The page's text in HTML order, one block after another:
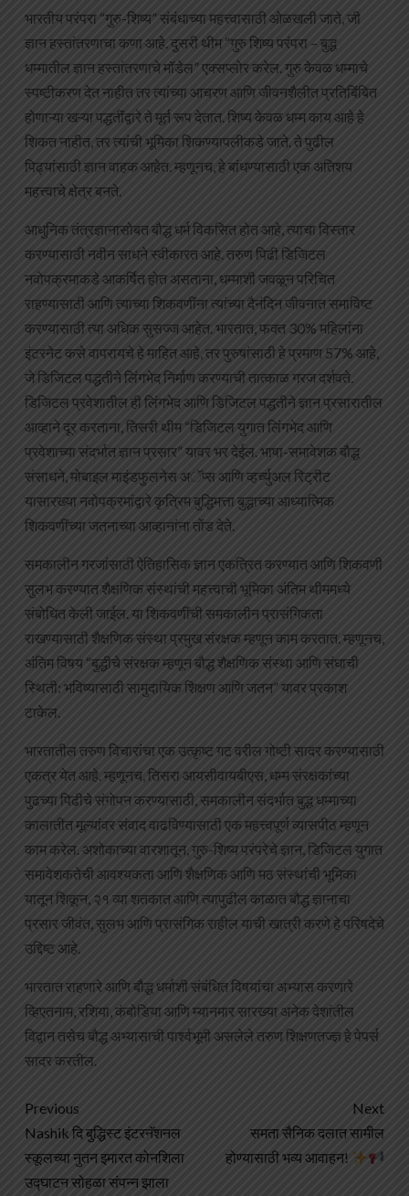
भारतीय परंपरा “गुरु-शिष्य” संबंधाच्या महत्त्वासाठी ओळखली जाते, जी
ज्ञान हस्तांतरणाचा कणा आहे. दुसरी थीम “गुरु शिष्य परंपरा – बुद्ध
धम्मातील ज्ञान हस्तांतरणाचे मॉडेल” एक्सप्लोर करेल. गुरु केवळ धम्माचे
स्पष्टीकरण देत नाहीत तर त्यांच्या आचरण आणि जीवनशैलीत प्रतिबिंबित
होणाऱ्या खऱ्या पद्धतींद्वारे ते मूर्त रूप देतात. शिष्य केवळ धम्म काय आहे हे
शिकत नाहीत, तर त्यांची भूमिका शिकण्यापलीकडे जाते. ते पुढील
पिढ्यांसाठी ज्ञान वाहक आहेत. म्हणूनच, हे बांधण्यासाठी एक अतिशय
महत्त्वाचे क्षेत्र बनते.
आधुनिक तंत्रज्ञानासोबत बौद्ध धर्म विकसित होत आहे, त्याचा विस्तार
करण्यासाठी नवीन साधने स्वीकारत आहे. तरुण पिढी डिजिटल
नवोपक्रमाकडे आकर्षित होत असताना, धम्माशी जवळून परिचित
राहण्यासाठी आणि त्याच्या शिकवणींना त्यांच्या दैनंदिन जीवनात समाविष्ट
करण्यासाठी त्या अधिक सुसज्ज आहेत. भारतात, फक्त 30% महिलांना
इंटरनेट कसे वापरायचे हे माहित आहे, तर पुरुषांसाठी हे प्रमाण 57% आहे,
जे डिजिटल पद्धतीने लिंगभेद निर्माण करण्याची तात्काळ गरज दर्शवते.
डिजिटल प्रवेशातील ही लिंगभेद आणि डिजिटल पद्धतीने ज्ञान प्रसारातील
आव्हाने दूर करताना, तिसरी थीम “डिजिटल युगात लिंगभेद आणि
प्रवेशाच्या संदर्भात ज्ञान प्रसार” यावर भर देईल. भाषा-समावेशक बौद्ध
संसाधने, मोबाइल माइंडफुलनेस अॅप्स आणि व्हर्च्युअल रिट्रीट
यासारख्या नवोपक्रमांद्वारे कृत्रिम बुद्धिमत्ता बुद्धाच्या आध्यात्मिक
शिकवणींच्या जतनाच्या आव्हानांना तोंड देते.
समकालीन गरजांसाठी ऐतिहासिक ज्ञान एकत्रित करण्यात आणि शिकवणी
सुलभ करण्यात शैक्षणिक संस्थांची महत्त्वाची भूमिका अंतिम थीममध्ये
संबोधित केली जाईल. या शिकवणींची समकालीन प्रासंगिकता
राखण्यासाठी शैक्षणिक संस्था प्रमुख संरक्षक म्हणून काम करतात. म्हणूनच,
अंतिम विषय “बुद्धीचे संरक्षक म्हणून बौद्ध शैक्षणिक संस्था आणि संघाची
स्थिती: भविष्यासाठी सामुदायिक शिक्षण आणि जतन” यावर प्रकाश
टाकेल.
भारतातील तरुण विचारांचा एक उत्कृष्ट गट वरील गोष्टी सादर करण्यासाठी
एकत्र येत आहे. म्हणूनच, तिसरा आयसीवायबीएस, धम्म संरक्षकांच्या
पुढच्या पिढीचे संगोपन करण्यासाठी, समकालीन संदर्भात बुद्ध धम्माच्या
कालातीत मूल्यांवर संवाद वाढविण्यासाठी एक महत्त्वपूर्ण व्यासपीठ म्हणून
काम करेल. अशोकाच्या वारशातून, गुरु-शिष्य परंपरेचे ज्ञान, डिजिटल युगात
समावेशकतेची आवश्यकता आणि शैक्षणिक आणि मठ संस्थांची भूमिका
यातून शिकून, २१ व्या शतकात आणि त्यापुढील काळात बौद्ध ज्ञानाचा
प्रसार जीवंत, सुलभ आणि प्रासंगिक राहील याची खात्री करणे हे परिषदेचे
उद्दिष्ट आहे.
भारतात राहणारे आणि बौद्ध धर्माशी संबंधित विषयांचा अभ्यास करणारे
व्हिएतनाम, रशिया, कंबोडिया आणि म्यानमार सारख्या अनेक देशांतील
विद्वान तसेच बौद्ध अभ्यासाची पार्श्वभूमी असलेले तरुण शिक्षणतज्ज्ञ हे पेपर्स
सादर करतील.
Previous
Nashik दि बुद्धिस्ट इंटरनॅशनल
स्कूलच्या नुतन इमारत कोनशिला
उद्घाटन सोहळा संपन्न झाला
Next
समता सैनिक दलात सामील
होण्यासाठी भव्य आवाहन!